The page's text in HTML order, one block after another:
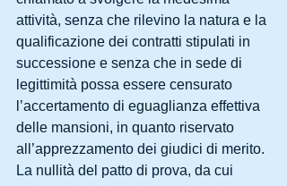
attività, senza che rilevino la natura e la
qualificazione dei contratti stipulati in
successione e senza che in sede di
legittimità possa essere censurato
l’accertamento di eguaglianza effettiva
delle mansioni, in quanto riservato
all’apprezzamento dei giudici di merito.
La nullità del patto di prova, da cui